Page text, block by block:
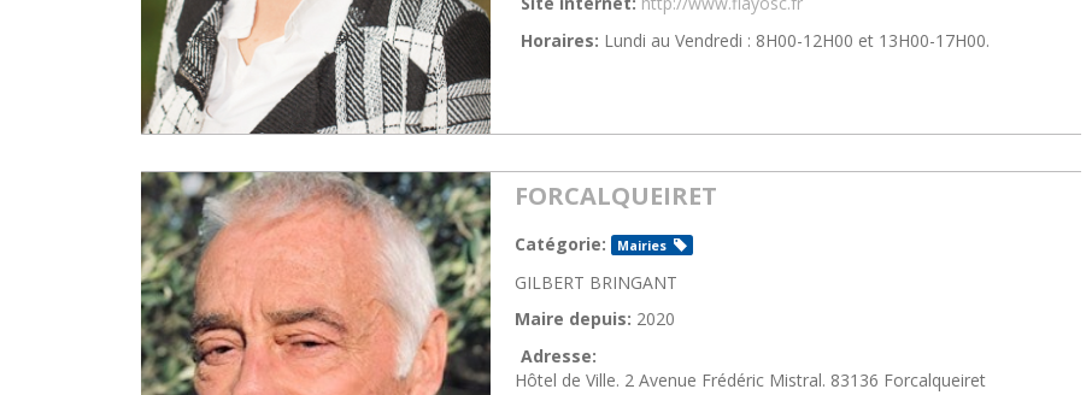
Horaires: Lundi au Vendredi : 8H00-12H00 et 13H00-17H00.
FORCALQUEIRET
Catégorie: Mairies
GILBERT BRINGANT
Maire depuis: 2020
Adresse:
Hôtel de Ville. 2 Avenue Frédéric Mistral. 83136 Forcalqueiret